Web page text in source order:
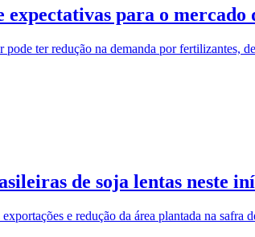
expectativas para o
pode ter redução na demanda por fertilizantes,
de soja lentas neste
e redução da área plantada na